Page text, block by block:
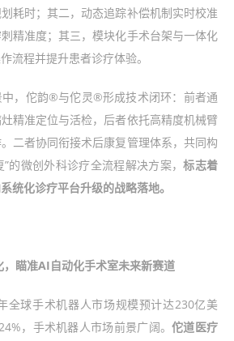
耗时；其二，动态追踪补偿机制实时校准
精准度；其三，模块化手术台架与一体化
流程并提升患者诊疗体验。
，佗韵®与佗灵®形成技术闭环：前者通
精准定位与活检，后者依托高精度机械臂
二者协同衔接术后康复管理体系，共同构
”的微创外科诊疗全流程解决方案，标志着
统化诊疗平台升级的战略落地。
瞄准AI自动化手术室未来新赛道
全球手术机器人市场规模预计达230亿美
，手术机器人市场前景广阔。佗道医疗